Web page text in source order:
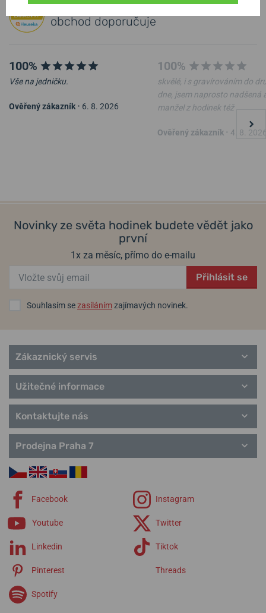
100% zákazníkůnáš
obchod doporučuje
100%
Vše na jedničku.
Ověřený zákazník • 6. 8. 2026
100%
skvělé, i s gravírováním do
dne, jsem naprosto nadšená
manžel z hodinek též
Ověřený zákazník 4. 8.
Novinky ze světa hodinek budete vědět jako
první
1x za měsíc, přímo do e-mailu
Přihlásit se
Souhlasím sezasílánímzajímavých novinek.
Zákaznický servis
Užitečné informace
Kontaktujte nás
Prodejna Praha 7
Facebook Instagram
Youtube Twitter
Linkedin Tiktok
Pinterest Threads
Spotify